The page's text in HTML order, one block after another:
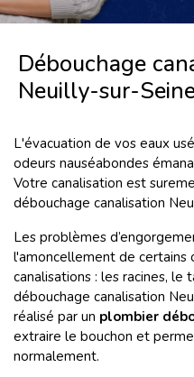
Débouchage
Neuilly-sur-
L'évacuation de vos eaux
odeurs nauséabondes
Votre canalisation est
débouchage canalisation
Les problèmes
l'amoncellement de
canalisations : les racines, le
débouchage canalisation
réalisé par un plombier
extraire le bouchon et
normalement.